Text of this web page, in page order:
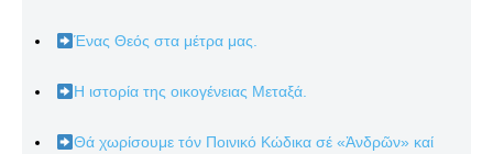
Ένας Θεός στα μέτρα μας.
Η ιστορία της οικογένειας Μεταξά.
Θά χωρίσουμε τόν Ποινικό Κώδικα σέ «Ἀνδρῶν» καί